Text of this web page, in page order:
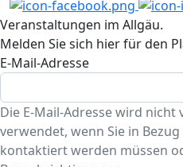
Veranstaltungen im Allgäu.
Melden Sie sich hier für den
E-Mail-Adresse
Die E-Mail-Adresse wird
verwendet, wenn Sie in
kontaktiert werden müssen